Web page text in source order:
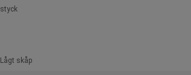
styck
Lågt skåp